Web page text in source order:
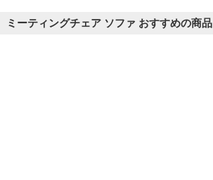
4.5
ミーティングチェア ソファ おすすめの商品